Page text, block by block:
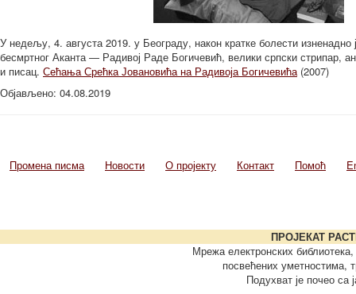
У недељу, 4. августа 2019. у Београду, након кратке болести изненадно
бесмртног Аканта — Радивој Раде Богичевић, велики српски стрипар,
и писац. Сећања Срећка Јовановића на Радивоја Богичевића(2007)
Објављено: 04.08.2019
Промена писма Новости О пројекту Контакт Помоћ
ПРОЈЕКАТ
Мрежа електронских
посвећених уметностима,
Подухват је почео